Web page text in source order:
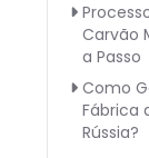
Carvão
a Passo
Como
Fábrica
Rússia?